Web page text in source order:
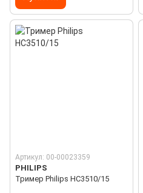
Артикул: 00-00023359
PHILIPS
Тример Philips HC3510/15